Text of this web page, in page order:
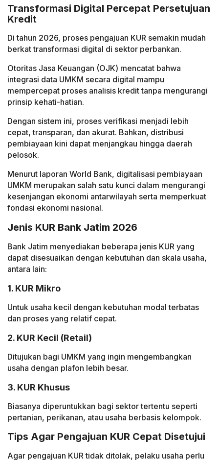
Transformasi Digital Percepat Persetujuan
Kredit
Di tahun 2026, proses pengajuan KUR semakin mudah
berkat transformasi digital di sektor perbankan.
Otoritas Jasa Keuangan (OJK) mencatat bahwa
integrasi data UMKM secara digital mampu
mempercepat proses analisis kredit tanpa mengurangi
prinsip kehati-hatian.
Dengan sistem ini, proses verifikasi menjadi lebih
cepat, transparan, dan akurat. Bahkan, distribusi
pembiayaan kini dapat menjangkau hingga daerah
pelosok.
Menurut laporan World Bank, digitalisasi pembiayaan
UMKM merupakan salah satu kunci dalam mengurangi
kesenjangan ekonomi antarwilayah serta memperkuat
fondasi ekonomi nasional.
Jenis KUR Bank Jatim 2026
Bank Jatim menyediakan beberapa jenis KUR yang
dapat disesuaikan dengan kebutuhan dan skala usaha,
antara lain:
1. KUR Mikro
Untuk usaha kecil dengan kebutuhan modal terbatas
dan proses yang relatif cepat.
2. KUR Kecil (Retail)
Ditujukan bagi UMKM yang ingin mengembangkan
usaha dengan plafon lebih besar.
3. KUR Khusus
Biasanya diperuntukkan bagi sektor tertentu seperti
pertanian, perikanan, atau usaha berbasis kelompok.
Tips Agar Pengajuan KUR Cepat Disetujui
Agar pengajuan KUR tidak ditolak, pelaku usaha perlu